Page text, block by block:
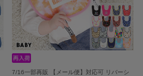
7/16一部再販 【メール便】対応可 リバーシ